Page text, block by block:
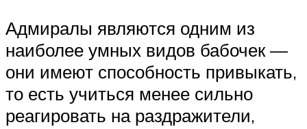
Адмиралы являются одним из
наиболее умных видов бабочек —
они имеют способность привыкать,
то есть учиться менее сильно
реагировать на раздражители,